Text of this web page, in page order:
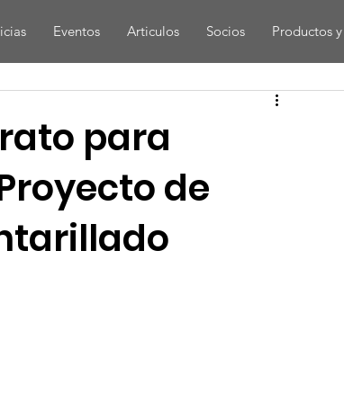
Eventos Articulos Socios Productos
para
de